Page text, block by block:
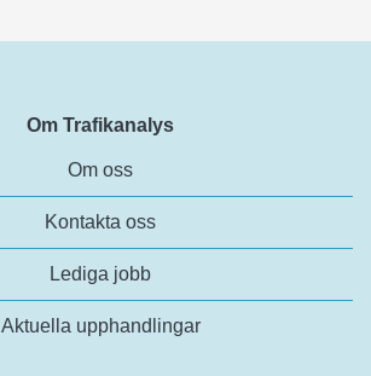
Om Trafikanalys
Om oss
Kontakta oss
Lediga jobb
Aktuella upphandlingar